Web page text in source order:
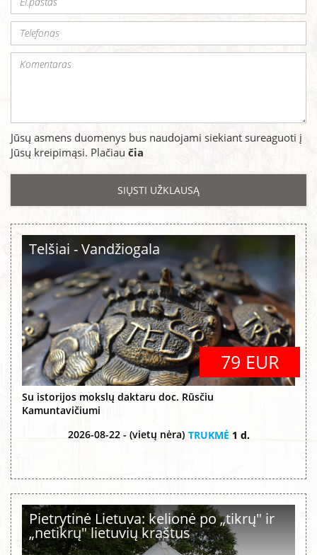
Jūsų asmens duomenys bus naudojami siekiant sureaguoti į
Jūsų kreipimąsi. Plačiau čia
Telšiai - Vandžiogala
79 EUR
Su istorijos mokslų daktaru doc. Rūsčiu
Kamuntavičiumi
2026-08-22 - (vietų nėra) TRUKMĖ 1 d.
Pietrytinė Lietuva: kelionė po „tikrų" ir
„netikrų" lietuvių kraštus